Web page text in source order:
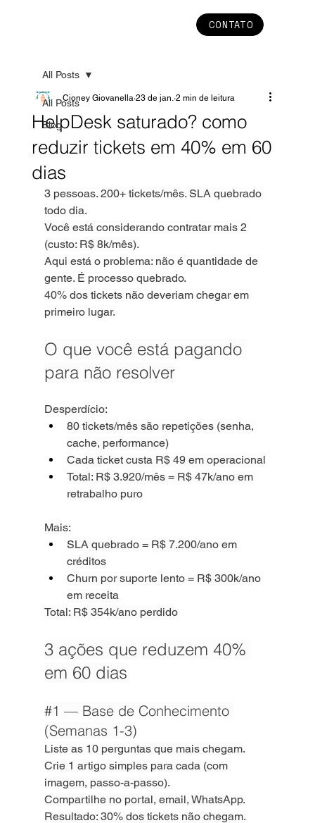
CONTATO
All Posts
Blog
All Posts
HelpDesk saturado? como
reduzir tickets em 40% em 60
dias
Cioney Giovanella 23 de jan. 2 min de leitura
3 pessoas. 200+ tickets/mês. SLA quebrado
todo dia.
Você está considerando contratar mais 2
(custo: R$ 8k/mês).
Aqui está o problema: não é quantidade de
gente. É processo quebrado.
40% dos tickets não deveriam chegar em
primeiro lugar.
O que você está pagando
para não resolver
Desperdício:
80 tickets/mês são repetições (senha,
cache, performance)
Cada ticket custa R$ 49 em operacional
Total: R$ 3.920/mês = R$ 47k/ano em
retrabalho puro
Mais:
SLA quebrado = R$ 7.200/ano em
créditos
Churn por suporte lento = R$ 300k/ano
em receita
Total: R$ 354k/ano perdido
3 ações que reduzem 40%
em 60 dias
#1 — Base de Conhecimento
(Semanas 1-3)
Liste as 10 perguntas que mais chegam.
Crie 1 artigo simples para cada (com
imagem, passo-a-passo).
Compartilhe no portal, email, WhatsApp.
Resultado: 30% dos tickets não chegam.